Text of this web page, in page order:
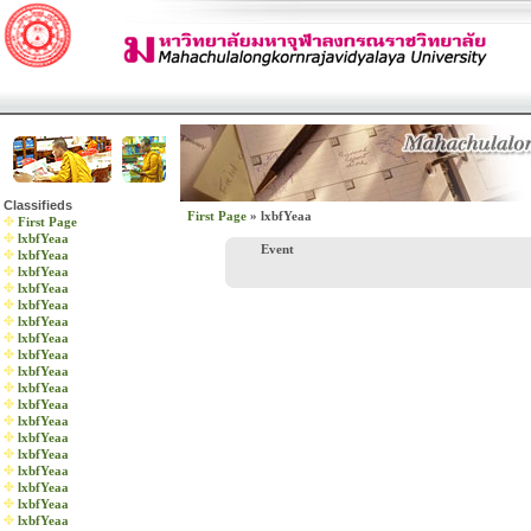
Classifieds
First Page
lxbfYeaa
lxbfYeaa
lxbfYeaa
lxbfYeaa
lxbfYeaa
lxbfYeaa
lxbfYeaa
lxbfYeaa
lxbfYeaa
lxbfYeaa
lxbfYeaa
lxbfYeaa
lxbfYeaa
lxbfYeaa
lxbfYeaa
lxbfYeaa
lxbfYeaa
lxbfYeaa
First Page» lxbfYeaa
Event